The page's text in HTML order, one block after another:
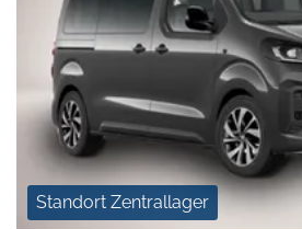
Standort Zentrallager